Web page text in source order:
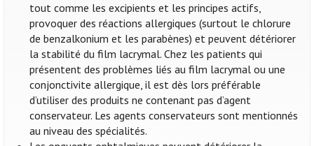
tout comme les excipients et les principes actifs,
provoquer des réactions allergiques (surtout le chlorure
de benzalkonium et les parabènes) et peuvent détériorer
la stabilité du film lacrymal. Chez les patients qui
présentent des problèmes liés au film lacrymal ou une
conjonctivite allergique, il est dès lors préférable
d’utiliser des produits ne contenant pas d’agent
conservateur. Les agents conservateurs sont mentionnés
au niveau des spécialités.